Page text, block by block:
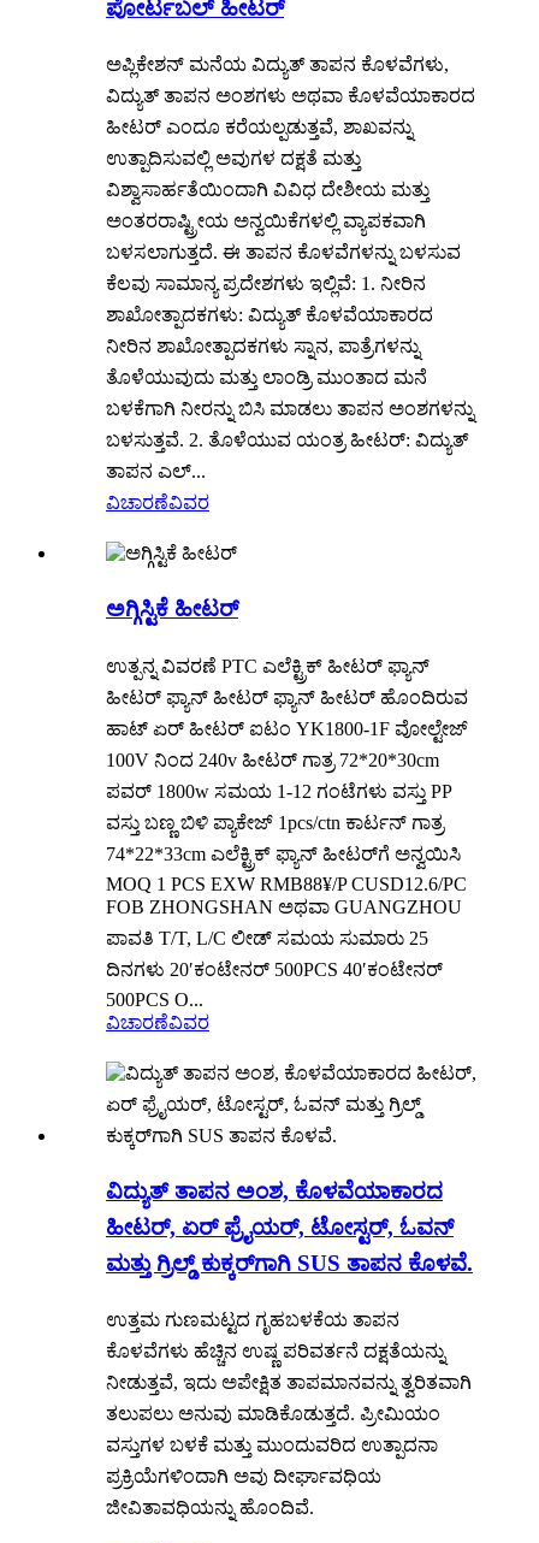
ಪೋರ್ಟಬಲ್ ಹೀಟರ್
ಅಪ್ಲಿಕೇಶನ್ ಮನೆಯ ವಿದ್ಯುತ್ ತಾಪನ ಕೊಳವೆಗಳು,
ವಿದ್ಯುತ್ ತಾಪನ ಅಂಶಗಳು ಅಥವಾ ಕೊಳವೆಯಾಕಾರದ
ಹೀಟರ್ ಎಂದೂ ಕರೆಯಲ್ಪಡುತ್ತವೆ, ಶಾಖವನ್ನು
ಉತ್ಪಾದಿಸುವಲ್ಲಿ ಅವುಗಳ ದಕ್ಷತೆ ಮತ್ತು
ವಿಶ್ವಾಸಾರ್ಹತೆಯಿಂದಾಗಿ ವಿವಿಧ ದೇಶೀಯ ಮತ್ತು
ಅಂತರರಾಷ್ಟ್ರೀಯ ಅನ್ವಯಿಕೆಗಳಲ್ಲಿ ವ್ಯಾಪಕವಾಗಿ
ಬಳಸಲಾಗುತ್ತದೆ. ಈ ತಾಪನ ಕೊಳವೆಗಳನ್ನು ಬಳಸುವ
ಕೆಲವು ಸಾಮಾನ್ಯ ಪ್ರದೇಶಗಳು ಇಲ್ಲಿವೆ: 1. ನೀರಿನ
ಶಾಖೋತ್ಪಾದಕಗಳು: ವಿದ್ಯುತ್ ಕೊಳವೆಯಾಕಾರದ
ನೀರಿನ ಶಾಖೋತ್ಪಾದಕಗಳು ಸ್ನಾನ, ಪಾತ್ರೆಗಳನ್ನು
ತೊಳೆಯುವುದು ಮತ್ತು ಲಾಂಡ್ರಿ ಮುಂತಾದ ಮನೆ
ಬಳಕೆಗಾಗಿ ನೀರನ್ನು ಬಿಸಿ ಮಾಡಲು ತಾಪನ ಅಂಶಗಳನ್ನು
ಬಳಸುತ್ತವೆ. 2. ತೊಳೆಯುವ ಯಂತ್ರ ಹೀಟರ್: ವಿದ್ಯುತ್
ತಾಪನ ಎಲ್...
ವಿಚಾರಣೆವಿವರ
ಅಗ್ಗಿಸ್ಟಿಕೆ ಹೀಟರ್
ಉತ್ಪನ್ನ ವಿವರಣೆ PTC ಎಲೆಕ್ಟ್ರಿಕ್ ಹೀಟರ್ ಫ್ಯಾನ್
ಹೀಟರ್ ಫ್ಯಾನ್ ಹೀಟರ್ ಫ್ಯಾನ್ ಹೀಟರ್ ಹೊಂದಿರುವ
ಹಾಟ್ ಏರ್ ಹೀಟರ್ ಐಟಂ YK1800-1F ವೋಲ್ಟೇಜ್
100V ನಿಂದ 240v ಹೀಟರ್ ಗಾತ್ರ 72*20*30cm
ಪವರ್ 1800w ಸಮಯ 1-12 ಗಂಟೆಗಳು ವಸ್ತು PP
ವಸ್ತು ಬಣ್ಣ ಬಿಳಿ ಪ್ಯಾಕೇಜ್ 1pcs/ctn ಕಾರ್ಟನ್ ಗಾತ್ರ
74*22*33cm ಎಲೆಕ್ಟ್ರಿಕ್ ಫ್ಯಾನ್ ಹೀಟರ್‌ಗೆ ಅನ್ವಯಿಸಿ
MOQ 1 PCS EXW RMB88¥/P CUSD12.6/PC
FOB ZHONGSHAN ಅಥವಾ GUANGZHOU
ಪಾವತಿ T/T, L/C ಲೀಡ್ ಸಮಯ ಸುಮಾರು 25
ದಿನಗಳು 20′ಕಂಟೇನರ್ 500PCS 40′ಕಂಟೇನರ್
500PCS O...
ವಿಚಾರಣೆವಿವರ
ವಿದ್ಯುತ್ ತಾಪನ ಅಂಶ, ಕೊಳವೆಯಾಕಾರದ
ಹೀಟರ್, ಏರ್ ಫ್ರೈಯರ್, ಟೋಸ್ಟರ್, ಓವನ್
ಮತ್ತು ಗ್ರಿಲ್ಡ್ ಕುಕ್ಕರ್‌ಗಾಗಿ SUS ತಾಪನ ಕೊಳವೆ.
ಉತ್ತಮ ಗುಣಮಟ್ಟದ ಗೃಹಬಳಕೆಯ ತಾಪನ
ಕೊಳವೆಗಳು ಹೆಚ್ಚಿನ ಉಷ್ಣ ಪರಿವರ್ತನೆ ದಕ್ಷತೆಯನ್ನು
ನೀಡುತ್ತವೆ, ಇದು ಅಪೇಕ್ಷಿತ ತಾಪಮಾನವನ್ನು ತ್ವರಿತವಾಗಿ
ತಲುಪಲು ಅನುವು ಮಾಡಿಕೊಡುತ್ತದೆ. ಪ್ರೀಮಿಯಂ
ವಸ್ತುಗಳ ಬಳಕೆ ಮತ್ತು ಮುಂದುವರಿದ ಉತ್ಪಾದನಾ
ಪ್ರಕ್ರಿಯೆಗಳಿಂದಾಗಿ ಅವು ದೀರ್ಘಾವಧಿಯ
ಜೀವಿತಾವಧಿಯನ್ನು ಹೊಂದಿವೆ.